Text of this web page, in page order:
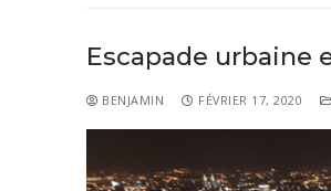
Escapade urbaine
BENJAMIN FÉVRIER 17, 2020